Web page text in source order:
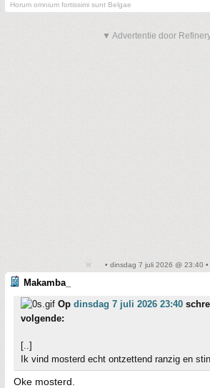
Horum omnium fortissimi sunt Belgae
▼ Advertentie door
• dinsdag 7 juli 2026 @ 23:40 •
Makamba_
Op dinsdag 7 juli 2026 23:40
volgende:
[..]
Ik vind mosterd echt ontzettend ranzig en
Oke mosterd.